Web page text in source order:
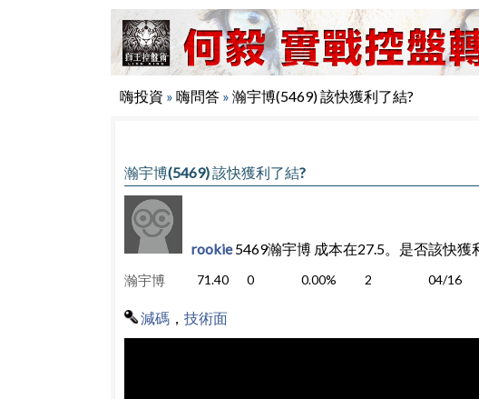
嗨投資 » 嗨問答 » 瀚宇博(5469) 該快獲利了結?
瀚宇博(5469) 該快獲利了結?
rookie5469瀚宇博 成本在27.5。是否該快獲
瀚宇博 71.40 0 0.00% 2 04/16
減碼 技術面